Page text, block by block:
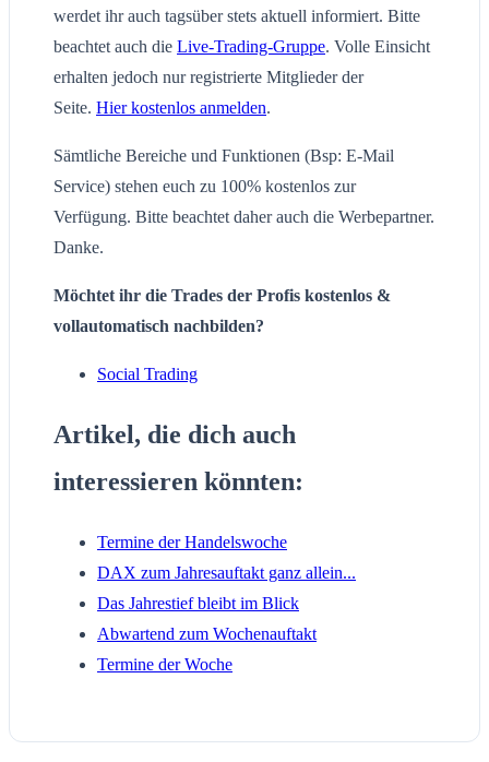
werdet ihr auch tagsüber stets aktuell informiert. Bitte
beachtet auch die Live-Trading-Gruppe. Volle Einsicht
erhalten jedoch nur registrierte Mitglieder der
Seite. Hier kostenlos anmelden.
Sämtliche Bereiche und Funktionen (Bsp: E-Mail
Service) stehen euch zu 100% kostenlos zur
Verfügung. Bitte beachtet daher auch die Werbepartner.
Danke.
Möchtet ihr die Trades der Profis kostenlos &
vollautomatisch nachbilden?
Social Trading
Artikel, die dich auch
interessieren könnten:
Termine der Handelswoche
DAX zum Jahresauftakt ganz allein...
Das Jahrestief bleibt im Blick
Abwartend zum Wochenauftakt
Termine der Woche